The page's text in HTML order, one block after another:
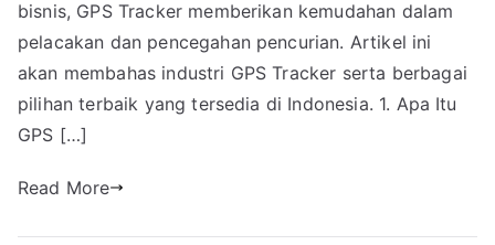
bisnis, GPS Tracker memberikan kemudahan dalam
pelacakan dan pencegahan pencurian. Artikel ini
akan membahas industri GPS Tracker serta berbagai
pilihan terbaik yang tersedia di Indonesia. 1. Apa Itu
GPS […]
Read More